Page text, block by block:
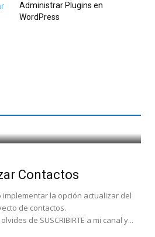
Administrar Plugins en
WordPress
Contactos
la opción actualizar del
de contactos.
de SUSCRIBIRTE a mi canal y...